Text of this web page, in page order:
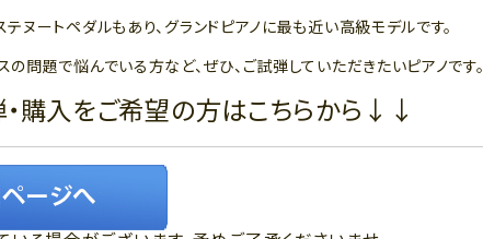
テヌートペダルもあり、グランドピアノに最も近い高級モデルです。
の問題で悩んでいる方など、ぜひ、ご試弾していただきたいピアノです。
・購入をご希望の方はこちらから↓↓